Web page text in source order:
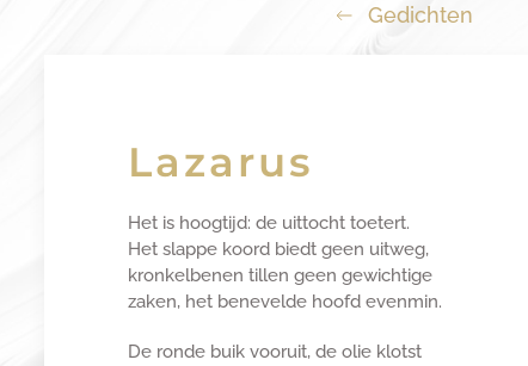
Gedichten
Lazarus
Het is hoogtijd: de uittocht toetert.
Het slappe koord biedt geen uitweg,
kronkelbenen tillen geen gewichtige
zaken, het benevelde hoofd evenmin.
De ronde buik vooruit, de olie klotst